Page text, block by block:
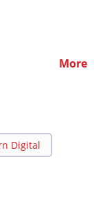
More
Digital